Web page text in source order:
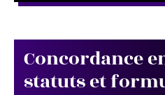
Concordance
statuts et